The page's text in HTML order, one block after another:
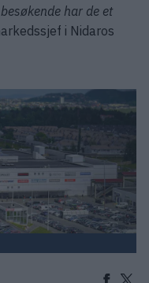
har de et
i Nidaros